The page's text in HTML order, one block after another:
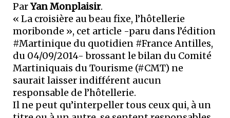
ParYan Monplaisir.
« La croisière au beau fixe, l’hôtellerie
moribonde », cet article -paru dans l’édition
#Martinique du quotidien #France Antilles,
du 04/09/2014- brossant le bilan du Comité
Martiniquais du Tourisme (#CMT) ne
saurait laisser indifférent aucun
responsable de l’hôtellerie.
Il ne peut qu’interpeller tous ceux qui, à un